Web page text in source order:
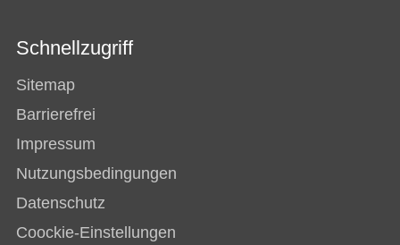
Schnellzugriff
Sitemap
Barrierefrei
Impressum
Nutzungsbedingungen
Datenschutz
Coockie-Einstellungen